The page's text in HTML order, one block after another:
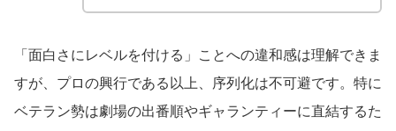
「面白さにレベルを付ける」ことへの違和感は理解できま
すが、プロの興行である以上、序列化は不可避です。特に
ベテラン勢は劇場の出番順やギャランティーに直結するた